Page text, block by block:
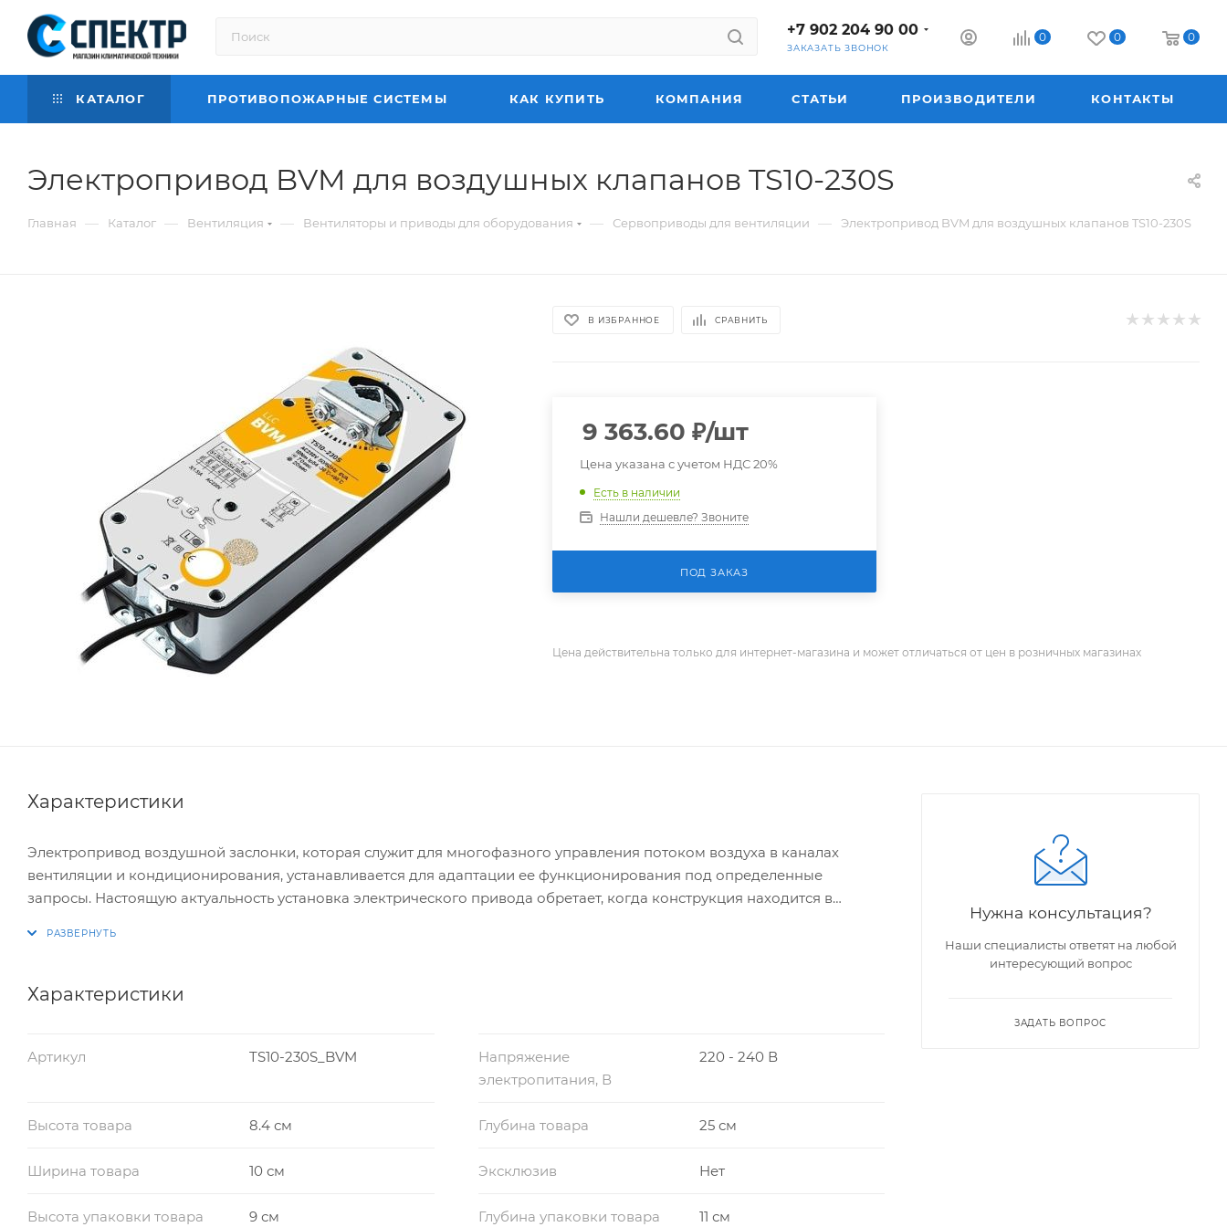
+7 902 204 90 00
ЗАКАЗАТЬ ЗВОНОК
0 0 0
КАТАЛОГ ПРОТИВОПОЖАРНЫЕ СИСТЕМЫ КАК КУПИТЬ КОМПАНИЯ СТАТЬИ ПРОИЗВОДИТЕЛИ КОНТАКТЫ
Электропривод BVM для воздушных клапанов TS10-230S
Главная — Каталог — Вентиляция — Вентиляторы и приводы для оборудования — Сервоприводы для вентиляции — Электропривод BVM для воздушных клапанов TS10-230S
В ИЗБРАННОЕ СРАВНИТЬ
9 363.60 ₽/шт
Цена указана с учетом НДС 20%
Есть в наличии
Нашли дешевле? Звоните
ПОД ЗАКАЗ
Цена действительна только для интернет-магазина и может отличаться от цен в розничных магазинах
Характеристики
Электропривод воздушной заслонки, которая служит для многофазного управления потоком воздуха в каналах
вентиляции и кондиционирования, устанавливается для адаптации ее функционирования под определенные
запросы. Настоящую актуальность установка электрического привода обретает, когда конструкция находится в
подходящее и на круглую, и на квадратную ось размером от 9 до 19 мм и оснащен концевыми выключателями,
работу. В связи с жесткими нормативными требованиями к продукции, компания БВМ контролирует соблюдение
производителем всех необходимых норм и обязательную проверку качества при производстве приводов.
Характеристики
Артикул TS10-230S_BVM
Напряжение
электропитания, В
220 - 240 В
Высота товара 8.4 см Глубина товара 25 см
Ширина товара 10 см Эксклюзив Нет
Высота упаковки товара 9 см Глубина упаковки товара 11 см
Нужна консультация?
Наши специалисты ответят на любой
интересующий вопрос
ЗАДАТЬ ВОПРОС